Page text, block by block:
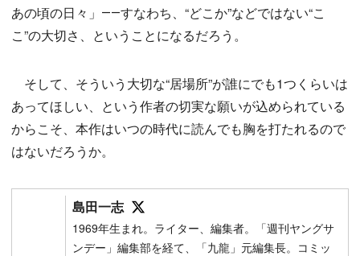
あの頃の日々」――すなわち、“どこか”などではない“こ
こ”の大切さ、ということになるだろう。
そして、そういう大切な“居場所”が誰にでも1つくらいは
あってほしい、という作者の切実な願いが込められている
からこそ、本作はいつの時代に読んでも胸を打たれるので
はないだろうか。
島田一志
1969年生まれ。ライター、編集者。「週刊ヤングサ
ンデー」編集部を経て、「九龍」元編集長。コミッ